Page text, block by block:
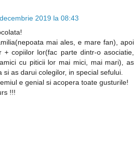
2019 la 08:43
mai ales, e mare fan), apoi
copiilor lor(fac parte dintr-o asociatie,
cu piticii lor mai mici, mai mari), as
si as darui colegilor, in special sefului.
e genial si acopera toate gusturile!
!!!